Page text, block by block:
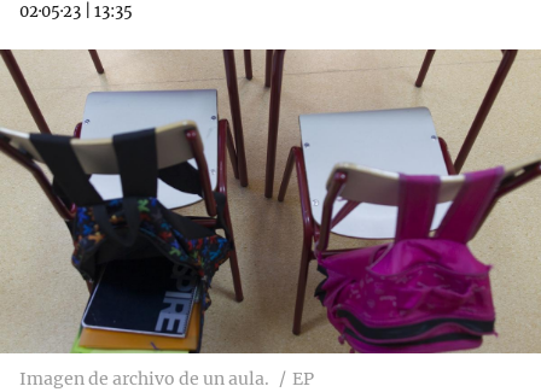
02·05·23
13:35
Imagen de archivo de un aula. EP